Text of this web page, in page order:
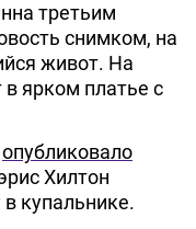
третьим
снимком, на
живот. На
ярком платье с
опубликовало
Хилтон
купальнике.